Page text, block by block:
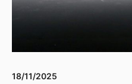
18/11/2025